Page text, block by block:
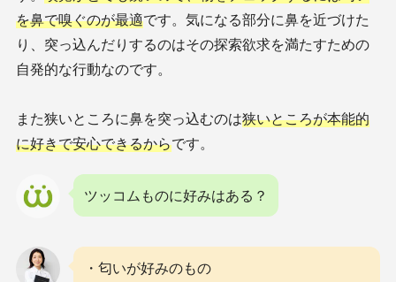
を鼻で嗅ぐのが最適です。気になる部分に鼻を近づけた
り、突っ込んだりするのはその探索欲求を満たすための
自発的な行動なのです。
また狭いところに鼻を突っ込むのは狭いところが本能的
に好きで安心できるからです。
ツッコムものに好みはある？
・匂いが好みのもの